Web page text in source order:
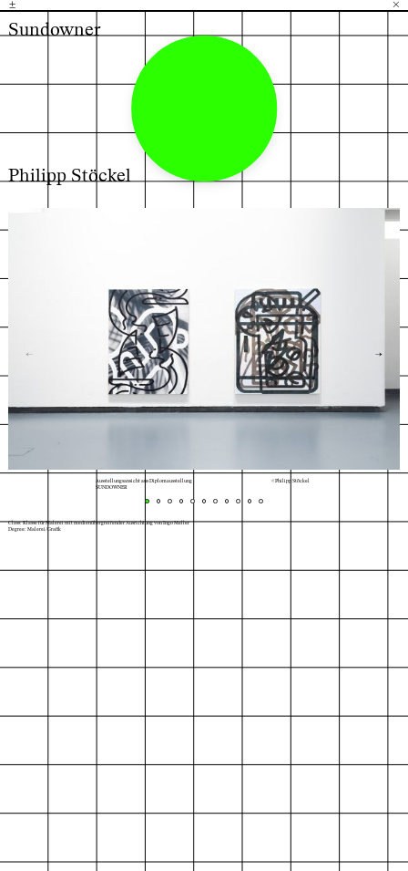
± ×
Sundowner
Philipp Stöckel
Ausstellungsansicht aus Diplomausstellung
SUNDOWNER
© Philipp Stöckel
→
←
Class: Klasse für Malerei mit medienübergreifender Ausrichtung von Ingo Meller
Degree: Malerei/Grafik
H B
Index Map